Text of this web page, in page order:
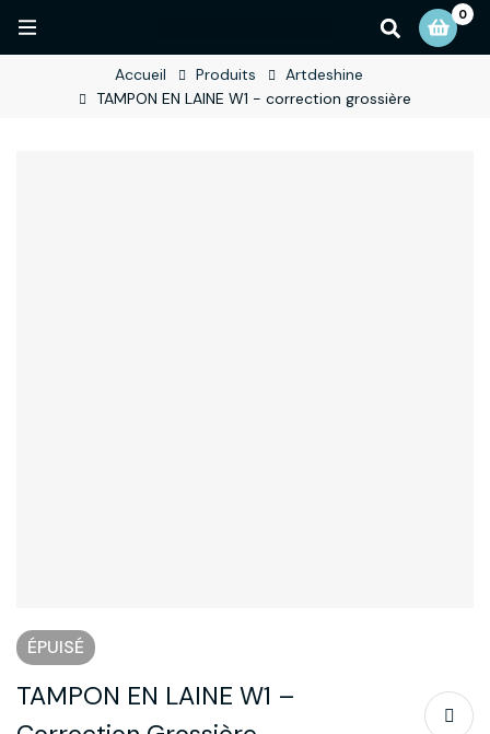
0
Accueil Produits
Artdeshine
TAMPON EN LAINE W1 - correction grossière
ÉPUISÉ
TAMPON EN LAINE W1 –